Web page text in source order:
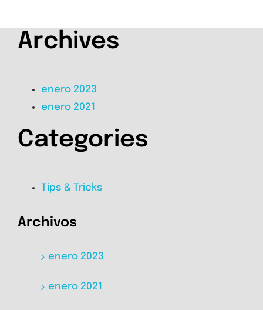
Archives
enero 2023
enero 2021
Categories
Tips & Tricks
Archivos
enero 2023
enero 2021